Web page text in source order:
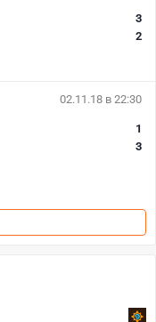
3
2
02.11.18 в 22:30
1
3